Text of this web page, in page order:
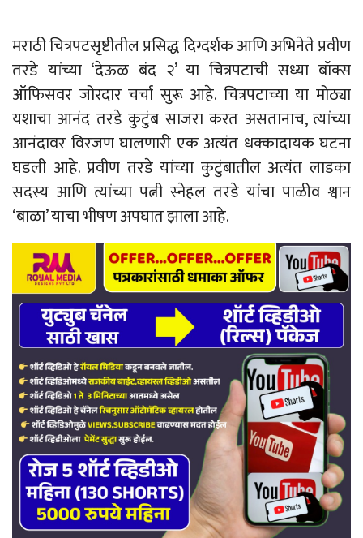
मराठी चित्रपटसृष्टीतील प्रसिद्ध दिग्दर्शक आणि अभिनेते प्रवीण
तरडे यांच्या ‘देऊळ बंद २’ या चित्रपटाची सध्या बॉक्स
ऑफिसवर जोरदार चर्चा सुरू आहे. चित्रपटाच्या या मोठ्या
यशाचा आनंद तरडे कुटुंब साजरा करत असतानाच, त्यांच्या
आनंदावर विरजण घालणारी एक अत्यंत धक्कादायक घटना
घडली आहे. प्रवीण तरडे यांच्या कुटुंबातील अत्यंत लाडका
सदस्य आणि त्यांच्या पत्नी स्नेहल तरडे यांचा पाळीव श्वान
‘बाळा’ याचा भीषण अपघात झाला आहे.